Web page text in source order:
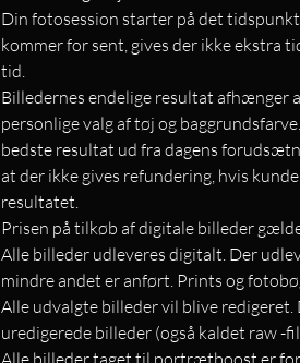
Din fotosession starter på det
kommer for sent, gives der ikke ekstra
tid.
Billedernes endelige resultat afhænger
personlige valg af tøj og
bedste resultat ud fra dagens
at der ikke gives refundering, hvis
resultatet.
Prisen på tilkøb af digitale billeder
Alle billeder udleveres digitalt. Der
mindre andet er anført. Prints og
Alle udvalgte billeder vil blive redigeret.
uredigerede billeder (også kaldet raw -